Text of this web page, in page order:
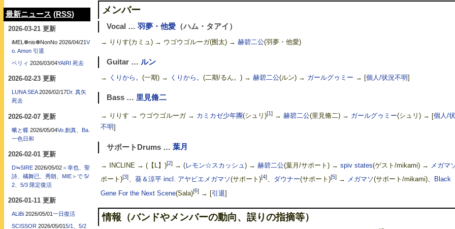
メンバー
Vocal … 羽夢・他愛（ハム・タアイ）
→ りりす(カミュ) → ウゴウゴルーガ(囿太) → 赫碧二公(羽夢・他愛)
Guitar … ルン
→ くりから。 (一期) → くりから。 (二期/るん。) → 赫碧二公(ルン) → ガールグゥミー → [個人/状況不明]
Bass … 里見脩二
→ りりす → ウゴウゴルーガ → カミカゼ少年團(シュリ)[1 ]→ 赫碧二公(里見脩二) → ガールグゥミー(シュリ) → [個人/
不明]
サポートDrums … 葉月
→ INCLINE → (【L】)[2]→ (レモン☆スカッシュ) → 赫碧二公(葉月/サポート) → spiv states(ゲスト/mikami) → メガマ
ポート)[3]、 葵＆涼平 incl. アヤビエメガマソ(サポート)[4]、 ダウナー(サポート)[5]→ メガマソ(サポート/mikami)、
Black
Gene For the Next Scene(Sala)[6]→ [引退]
情報（バンドやメンバーの動向、誤りの指摘等）
最新ニュース (RSS)
2026-03-21 更新
iMEL❁nis❁NonNo 2026/04/21 V
o. Amon 引退
ベリィ 2026/03/04YAIRI 死去
2026-02-23 更新
LUNA SEA 2026/02/17Dr. 真矢
死去
2026-02-07 更新
蛾と蝶 2026/05/04Vo.創真、Ba.
一色日和
2026-02-01 更新
D≒SIRE 2026/05/02＜幸也、聖
詩、橘舞已、秀朗、MIE＞で 5/
2、5/3 限定復活
2026-01-11 更新
ALiBi 2026/05/01一日復活
SCISSOR 2026/05/015/1、5/2